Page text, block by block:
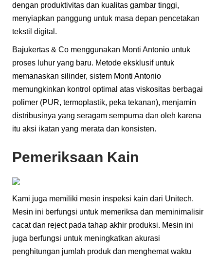
dengan produktivitas dan kualitas gambar tinggi,
menyiapkan panggung untuk masa depan pencetakan
tekstil digital.
Bajukertas & Co menggunakan Monti Antonio untuk
proses luhur yang baru. Metode eksklusif untuk
memanaskan silinder, sistem Monti Antonio
memungkinkan kontrol optimal atas viskositas berbagai
polimer (PUR, termoplastik, peka tekanan), menjamin
distribusinya yang seragam sempurna dan oleh karena
itu aksi ikatan yang merata dan konsisten.
Pemeriksaan Kain
Kami juga memiliki mesin inspeksi kain dari Unitech.
Mesin ini berfungsi untuk memeriksa dan meminimalisir
cacat dan reject pada tahap akhir produksi. Mesin ini
juga berfungsi untuk meningkatkan akurasi
penghitungan jumlah produk dan menghemat waktu